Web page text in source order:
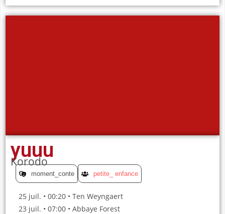
yuuu
Korodo
moment_conte petite_ enfance
25 juil. • 00:20 • Ten Weyngaert
23 juil. • 07:00 • Abbaye Forest